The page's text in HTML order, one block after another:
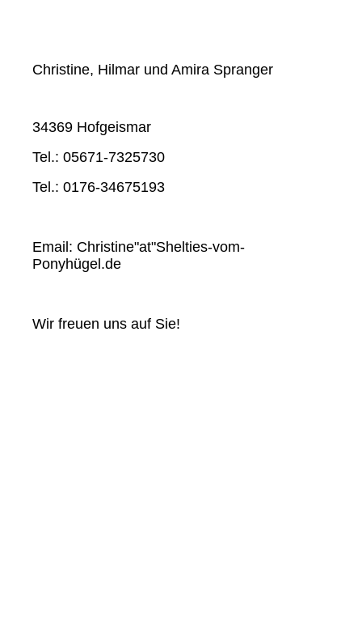
Christine, Hilmar und Amira Spranger
34369 Hofgeismar
Tel.: 05671-7325730
Tel.: 0176-34675193
Email: Christine"at"Shelties-vom-
Ponyhügel.de
Wir freuen uns auf Sie!